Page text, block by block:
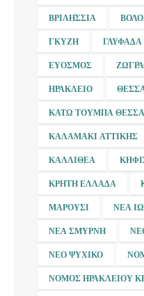
ΒΡΙΛΉΣΣΙΑ
ΓΚΎΖΗ ΓΛΥΦΆΔΑ
ΕΎΟΣΜΟΣ
ΗΡΆΚΛΕΙΟ
ΚΆΤΩ ΤΟΎΜΠΑ
ΚΑΛΑΜΆΚΙ ΑΤΤΙΚΉΣ
ΚΑΛΛΙΘΈΑ
ΚΡΉΤΗ ΕΛΛΆΔΑ
ΜΑΡΟΎΣΙ ΝΈΑ
ΝΈΑ ΣΜΎΡΝΗ
ΝΈΟ ΨΥΧΙΚΌ
ΝΟΜΌΣ ΗΡΑΚΛΕΊΟΥ